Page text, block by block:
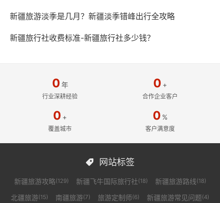
新疆旅游淡季是几月？新疆淡季错峰出行全攻略
新疆旅行社收费标准-新疆旅行社多少钱？
0年
行业深耕经验
0 +
合作企业客户
0 +
覆盖城市
0 %
客户满意度
 网站标签
新疆旅游攻略(129) 新疆飞牛国际旅行社(18) 新疆旅游路线(18)
北疆旅游(15) 南疆旅游(7) 旅游定制师(6) 新疆旅游常见问题(4)